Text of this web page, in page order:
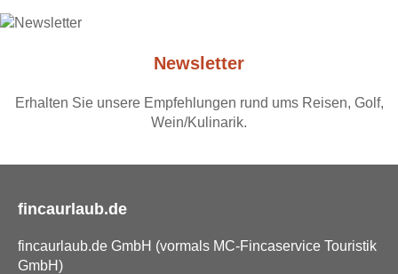
Newsletter
Erhalten Sie unsere Empfehlungen rund ums Reisen, Golf,
Wein/Kulinarik.
fincaurlaub.de
fincaurlaub.de GmbH (vormals MC-Fincaservice Touristik
GmbH)